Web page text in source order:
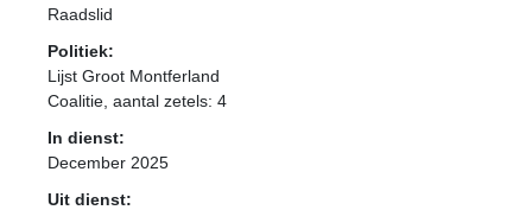
Raadslid
Politiek:
Lijst Groot Montferland
Coalitie , aantal zetels: 4
In dienst:
December 2025
Uit dienst: